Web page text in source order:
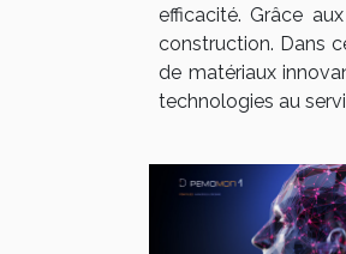
efficacité. Grâce
construction. Dans
de matériaux
technologies au